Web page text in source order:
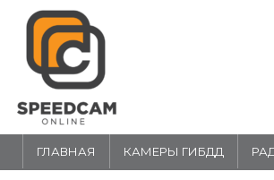
ГЛАВНАЯ КАМЕРЫ ГИБДД